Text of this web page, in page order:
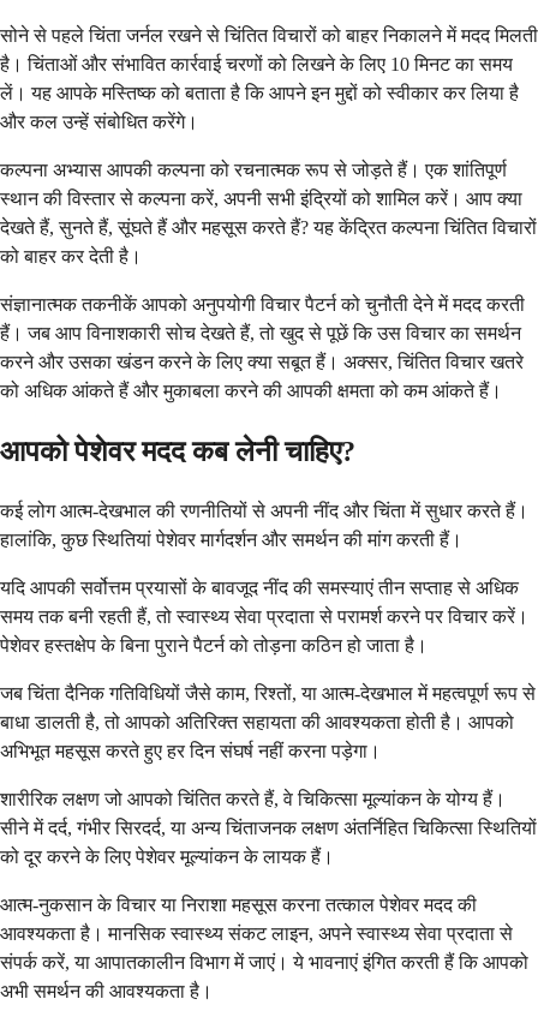
सोने से पहले चिंता जर्नल रखने से चिंतित विचारों को बाहर निकालने में मदद मिलती
है। चिंताओं और संभावित कार्रवाई चरणों को लिखने के लिए 10 मिनट का समय
लें। यह आपके मस्तिष्क को बताता है कि आपने इन मुद्दों को स्वीकार कर लिया है
और कल उन्हें संबोधित करेंगे।
कल्पना अभ्यास आपकी कल्पना को रचनात्मक रूप से जोड़ते हैं। एक शांतिपूर्ण
स्थान की विस्तार से कल्पना करें, अपनी सभी इंद्रियों को शामिल करें। आप क्या
देखते हैं, सुनते हैं, सूंघते हैं और महसूस करते हैं? यह केंद्रित कल्पना चिंतित विचारों
को बाहर कर देती है।
संज्ञानात्मक तकनीकें आपको अनुपयोगी विचार पैटर्न को चुनौती देने में मदद करती
हैं। जब आप विनाशकारी सोच देखते हैं, तो खुद से पूछें कि उस विचार का समर्थन
करने और उसका खंडन करने के लिए क्या सबूत हैं। अक्सर, चिंतित विचार खतरे
को अधिक आंकते हैं और मुकाबला करने की आपकी क्षमता को कम आंकते हैं।
आपको पेशेवर मदद कब लेनी चाहिए?
कई लोग आत्म-देखभाल की रणनीतियों से अपनी नींद और चिंता में सुधार करते हैं।
हालांकि, कुछ स्थितियां पेशेवर मार्गदर्शन और समर्थन की मांग करती हैं।
यदि आपकी सर्वोत्तम प्रयासों के बावजूद नींद की समस्याएं तीन सप्ताह से अधिक
समय तक बनी रहती हैं, तो स्वास्थ्य सेवा प्रदाता से परामर्श करने पर विचार करें।
पेशेवर हस्तक्षेप के बिना पुराने पैटर्न को तोड़ना कठिन हो जाता है।
जब चिंता दैनिक गतिविधियों जैसे काम, रिश्तों, या आत्म-देखभाल में महत्वपूर्ण रूप से
बाधा डालती है, तो आपको अतिरिक्त सहायता की आवश्यकता होती है। आपको
अभिभूत महसूस करते हुए हर दिन संघर्ष नहीं करना पड़ेगा।
शारीरिक लक्षण जो आपको चिंतित करते हैं, वे चिकित्सा मूल्यांकन के योग्य हैं।
सीने में दर्द, गंभीर सिरदर्द, या अन्य चिंताजनक लक्षण अंतर्निहित चिकित्सा स्थितियों
को दूर करने के लिए पेशेवर मूल्यांकन के लायक हैं।
आत्म-नुकसान के विचार या निराशा महसूस करना तत्काल पेशेवर मदद की
आवश्यकता है। मानसिक स्वास्थ्य संकट लाइन, अपने स्वास्थ्य सेवा प्रदाता से
संपर्क करें, या आपातकालीन विभाग में जाएं। ये भावनाएं इंगित करती हैं कि आपको
अभी समर्थन की आवश्यकता है।